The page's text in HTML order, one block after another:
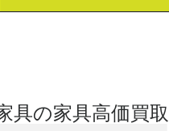
具の家具高価買取